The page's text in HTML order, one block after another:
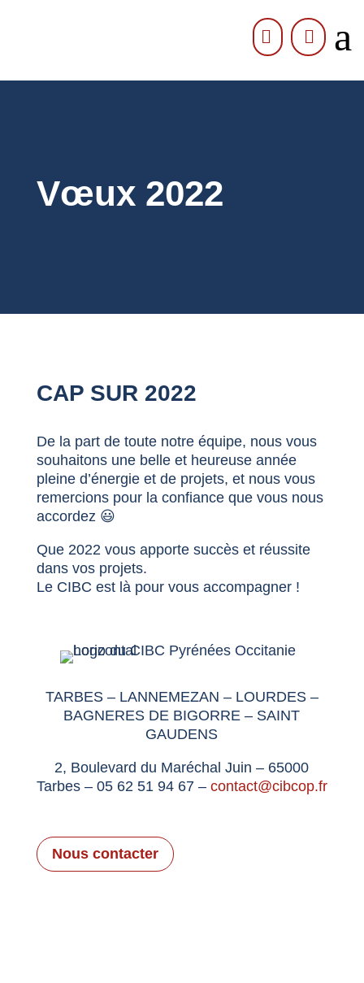
  a
Vœux 2022
CAP SUR 2022
De la part de toute notre équipe, nous vous
souhaitons une belle et heureuse année
pleine d’énergie et de projets, et nous vous
remercions pour la confiance que vous nous
accordez 😃
Que 2022 vous apporte succès et réussite
dans vos projets.
Le CIBC est là pour vous accompagner !
TARBES – LANNEMEZAN – LOURDES –
BAGNERES DE BIGORRE – SAINT
GAUDENS
2, Boulevard du Maréchal Juin – 65000
Tarbes – 05 62 51 94 67 – contact@cibcop.fr
Nous contacter